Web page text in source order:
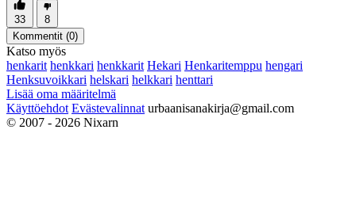
33
8
Kommentit (0)
Katso myös
henkarit henkkari henkkarit Hekari Henkaritemppu hengari
Henksuvoikkari helskari helkkari henttari
Lisää oma määritelmä
Käyttöehdot Evästevalinnat urbaanisanakirja@gmail.com
© 2007 - 2026 Nixarn